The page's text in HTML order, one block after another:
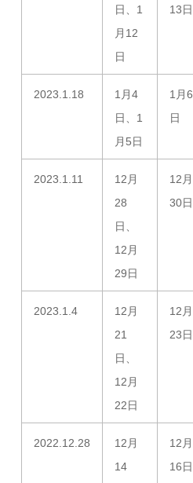
日、1
月12
日
13日
2023.1.18
1月4
日、1
月5日
1月6
日
2023.1.11
12月
28
日、
12月
29日
12月
30日
2023.1.4
12月
21
日、
12月
22日
12月
23日
2022.12.28
12月
14
12月
16日